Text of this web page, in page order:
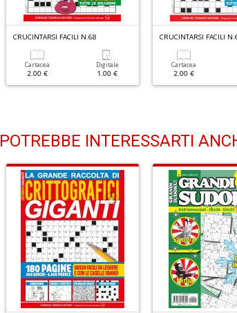
CRUCINTARSI FACILI N.68
Cartacea
2.00 €
Digitale
1.00 €
CRUCINTARSI FACILI
Cartacea
2.00 €
POTREBBE INTERESSARTI